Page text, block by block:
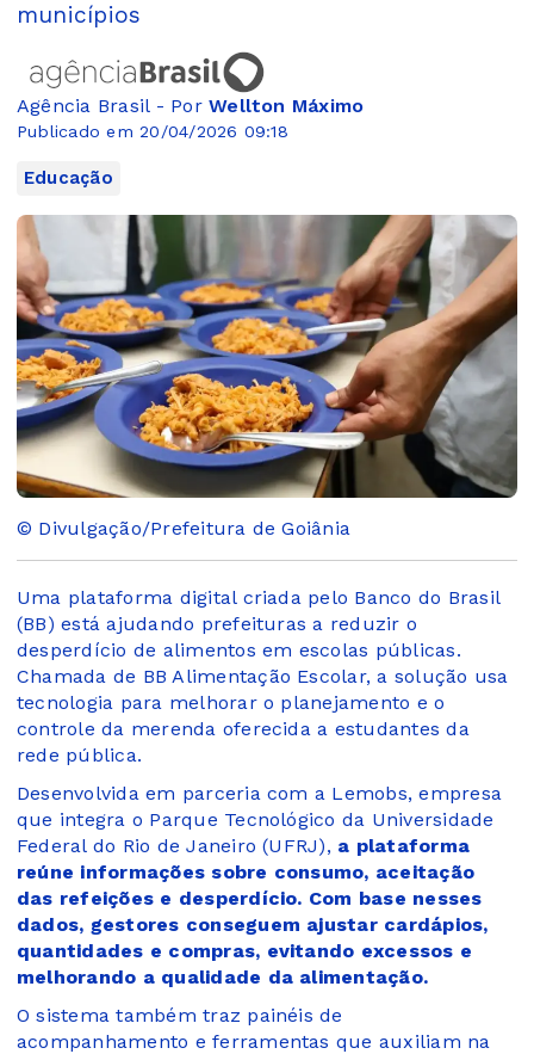
municípios
Agência Brasil - PorWellton Máximo
Publicado em 20/04/2026 09:18
Educação
© Divulgação/Prefeitura de Goiânia
Uma plataforma digital criada pelo Banco do Brasil
(BB) está ajudando prefeituras a reduzir o
desperdício de alimentos em escolas públicas.
Chamada de BB Alimentação Escolar, a solução usa
tecnologia para melhorar o planejamento e o
controle da merenda oferecida a estudantes da
rede pública.
Desenvolvida em parceria com a Lemobs, empresa
que integra o Parque Tecnológico da Universidade
Federal do Rio de Janeiro (UFRJ), a plataforma
reúne informações sobre consumo, aceitação
das refeições e desperdício. Com base nesses
dados, gestores conseguem ajustar cardápios,
quantidades e compras, evitando excessos e
melhorando a qualidade da alimentação.
O sistema também traz painéis de
acompanhamento e ferramentas que auxiliam na